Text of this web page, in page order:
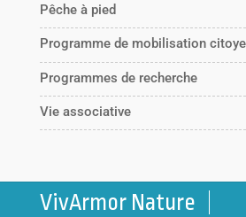
Pêche à pied
Programme de mobilisation
Programmes de recherche
Vie associative
VivArmor Nature